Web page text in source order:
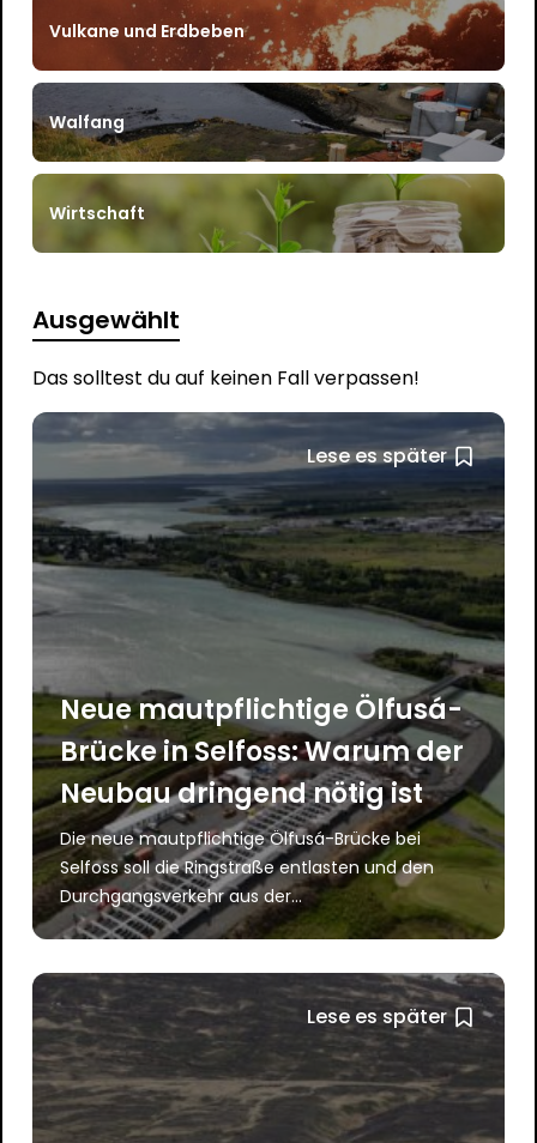
Vulkane und Erdbeben
Walfang
Wirtschaft
Ausgewählt
Das solltest du auf keinen Fall verpassen!
Lese es später
Neue mautpflichtige Ölfusá-
Brücke in Selfoss: Warum der
Neubau dringend nötig ist
Die neue mautpflichtige Ölfusá-Brücke bei
Selfoss soll die Ringstraße entlasten und den
Durchgangsverkehr aus der...
Lese es später